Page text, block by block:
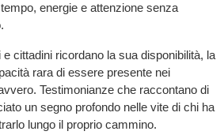
energie e attenzione senza
cittadini ricordano la sua disponibilità, la
rara di essere presente nei
Testimonianze che raccontano di
un segno profondo nelle vite di chi ha
lungo il proprio cammino.